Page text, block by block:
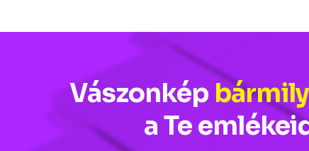
Vászonkép
a Te